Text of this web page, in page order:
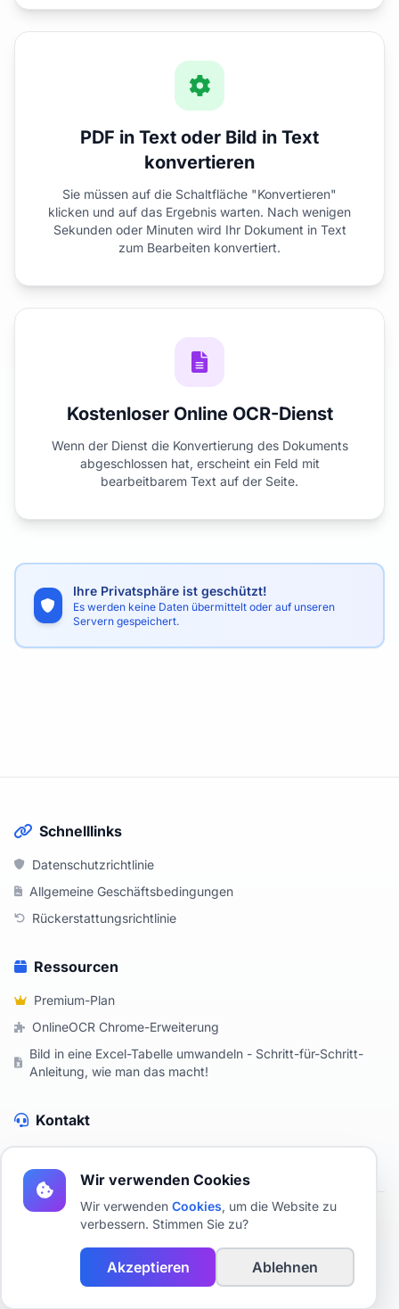
PDF in Text oder Bild in Text
konvertieren
Sie müssen auf die Schaltfläche "Konvertieren"
klicken und auf das Ergebnis warten. Nach wenigen
Sekunden oder Minuten wird Ihr Dokument in Text
zum Bearbeiten konvertiert.
Kostenloser Online OCR-Dienst
Wenn der Dienst die Konvertierung des Dokuments
abgeschlossen hat, erscheint ein Feld mit
bearbeitbarem Text auf der Seite.
Ihre Privatsphäre ist geschützt!
Es werden keine Daten übermittelt oder auf unseren
Servern gespeichert.
Schnelllinks
Datenschutzrichtlinie
Allgemeine Geschäftsbedingungen
Rückerstattungsrichtlinie
Ressourcen
Premium-Plan
OnlineOCR Chrome-Erweiterung
Bild in eine Excel-Tabelle umwandeln - Schritt-für-Schritt-
Anleitung, wie man das macht!
Kontakt
2019 - 2026 OnlineOCR - Kostenloses OCR online
Texterkennung in einem Bild mit KI.
Mit Liebe für Ihre Produktivität gemacht
Wir verwenden Cookies
Wir verwenden Cookies, um die Website zu
verbessern. Stimmen Sie zu?
Akzeptieren Ablehnen